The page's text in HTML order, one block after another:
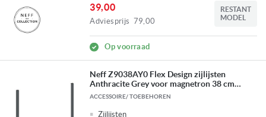
39,00
Adviesprijs 79,00
RESTANT
MODEL
Op voorraad
Neff Z9038AY0 Flex Design zijlijsten
Anthracite Grey voor magnetron 38 cm
restant
ACCESSOIRE/ TOEBEHOREN
Zijlijsten